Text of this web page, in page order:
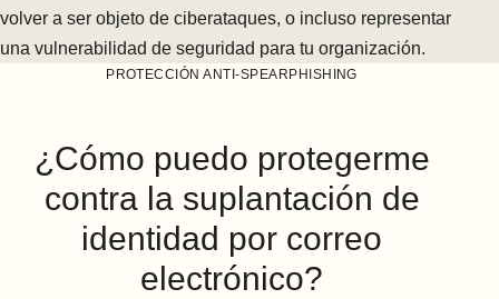
volver a ser objeto de ciberataques, o incluso representar
una vulnerabilidad de seguridad para tu organización.
PROTECCIÓN ANTI-SPEARPHISHING
¿Cómo puedo protegerme
contra la suplantación de
identidad por correo
electrónico?